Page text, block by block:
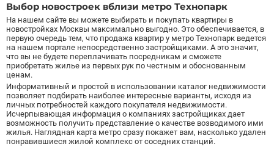
Баррикадная
Бауманская 25
Беговая 11
Беломорская
Белорусская
Беляево 11
Бибирево
Библиотека имени Ленина
Битцевский парк 3
Борисово
Выбор новостроек вблизи метро Технопарк
На нашем сайте вы можете выбирать и покупать квартиры в
новостройках Москвы максимально выгодно. Это обеспечивается, в
первую очередь тем, что продажа квартир у метро Технопарк ведется
на нашем портале непосредственно застройщиками. А это значит,
что вы не будете переплачивать посредникам и сможете
приобретать жилье из первых рук по честным и обоснованным
ценам.
Информативный и простой в использовании каталог недвижимости
позволяет подбирать наиболее интересные варианты, исходя из
личных потребностей каждого покупателя недвижимости.
Исчерпывающая информация о компаниях застройщиках дает
возможность получить представление о качестве возводимого ими
жилья. Наглядная карта метро сразу покажет вам, насколько удален
понравившиеся жилой комплекс от соседних станций.